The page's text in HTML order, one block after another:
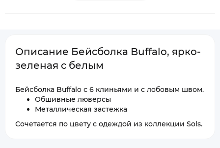
Описание Бейсболка Buffalo, ярко-
зеленая с белым
Бейсболка Buffalo с 6 клиньями и с лобовым швом.
Обшивные люверсы
Металлическая застежка
Сочетается по цвету с одеждой из коллекции Sols.